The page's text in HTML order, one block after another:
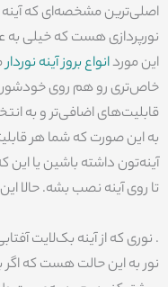
اصلی‌ترین مشخصه‌ای که
نورپردازی هست که خیلی به
این موردانواع بروز آینه نوردار
خاص‌تری رو هم روی خودشون
قابلیت‌های اضافی‌تر و به
به این صورت که شما هر
آینه‌تون داشته باشین یا
تا روی آینه نصب بشه. حالا
. نوری که از آینه بک‌لایت
نور به این حالت هست که اگر